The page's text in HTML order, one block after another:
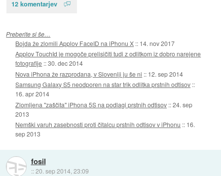
12 komentarjev
Preberite si še…
Bojda že zlomili Applov FaceID na iPhonu X :: 14. nov 2017
Applov TouchId je mogoče prelisičiti tudi z odlitkom iz dobro narejene
fotografije ::30. dec 2014
Nova iPhona že razprodana, v Sloveniji ju še ni :: 12. sep 2014
Samsung Galaxy S5 neodporen na star trik odlitka prstnih odtisov ::
16. apr 2014
Zlomljena "zaščita" iPhona 5S na podlagi prstnih odtisov ::24. sep
2013
Nemški varuh zasebnosti proti čitalcu prstnih odtisov v iPhonu :: 16.
sep 2013
fosil
::20. sep 2014, 23:09